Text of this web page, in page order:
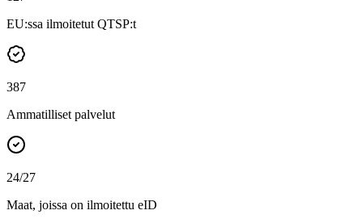
EU:ssa ilmoitetut QTSP:t
387
Ammatilliset palvelut
24/27
Maat, joissa on ilmoitettu eID